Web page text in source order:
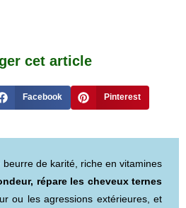
cet article
Facebook Pinterest
beurre de karité, riche en vitamines
répare les cheveux ternes
ou les agressions extérieures, et